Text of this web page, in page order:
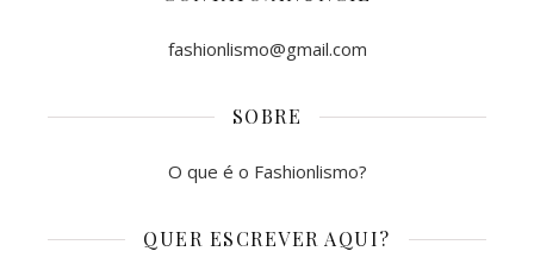
fashionlismo@gmail.com
SOBRE
O que é o Fashionlismo?
QUER ESCREVER AQUI?